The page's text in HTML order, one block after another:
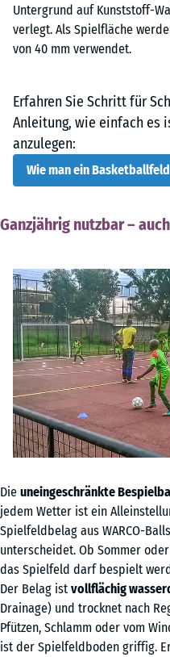
Untergrund auf Kunststoff-
verlegt. Als Spielfläche
von 40 mm verwendet.
Erfahren Sie Schritt für
Anleitung, wie einfach es
anzulegen:
Wie man ein
Ganzjährig nutzbar –
Die uneingeschränkte
jedem Wetter ist ein
Spielfeldbelag aus WARCO-
unterscheidet. Ob Sommer
das Spielfeld darf bespielt
Der Belag ist vollflächig
Drainage) und trocknet nach
Pfützen, Schlamm oder vom
ist der Spielfeldboden griffig.